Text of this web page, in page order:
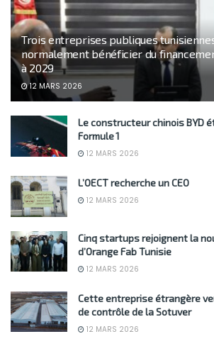
Trois entreprises publiques
normalement bénéficier du
à 2029
12 MARS 2026
Le constructeur chinois BYD
Formule 1
12 MARS 2026
L’OECT recherche un CEO
12 MARS 2026
Cinq startups rejoignent la
d’Orange Fab Tunisie
12 MARS 2026
Cette entreprise étrangère
de contrôle de la Sotuver
12 MARS 2026